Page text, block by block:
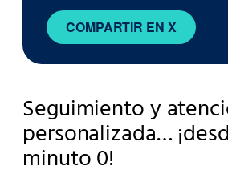
COMPARTIR EN X
Seguimiento y
personalizada…
minuto 0!